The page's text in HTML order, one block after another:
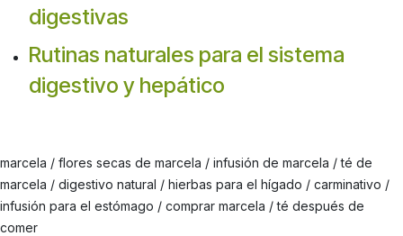
digestivas
Rutinas naturales para el sistema
digestivo y hepático
marcela / flores secas de marcela / infusión de marcela / té de
marcela / digestivo natural / hierbas para el hígado / carminativo /
infusión para el estómago / comprar marcela / té después de
comer